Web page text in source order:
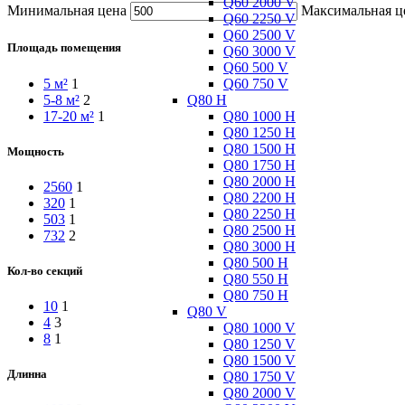
Q60 2250 V
Q60 2500 V
Q60 3000 V
Q60 500 V
Q60 750 V
Q80 H
Q80 1000 H
Q80 1250 H
Q80 1500 H
Q80 1750 H
Q80 2000 H
Q80 2200 H
Q80 2250 H
Q80 2500 H
Q80 3000 H
Q80 500 H
Q80 550 H
Q80 750 H
Q80 V
Q80 1000 V
Q80 1250 V
Q80 1500 V
Q80 1750 V
Q80 2000 V
Минимальная цена Максимальная
Площадь помещения
5 м² 1
5-8 м² 2
17-20 м² 1
Мощность
2560 1
320 1
503 1
732 2
Кол-во секций
10 1
4 3
8 1
Длинна